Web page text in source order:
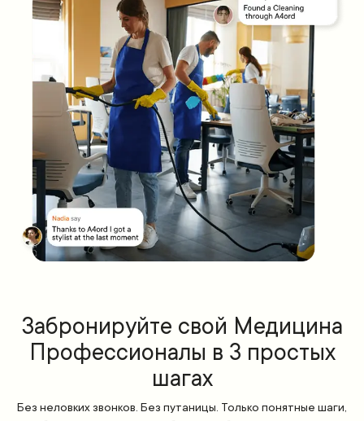
Забронируйте свой Медицина
Профессионалы в 3 простых
шагах
Без неловких звонков. Без путаницы. Только понятные шаги,